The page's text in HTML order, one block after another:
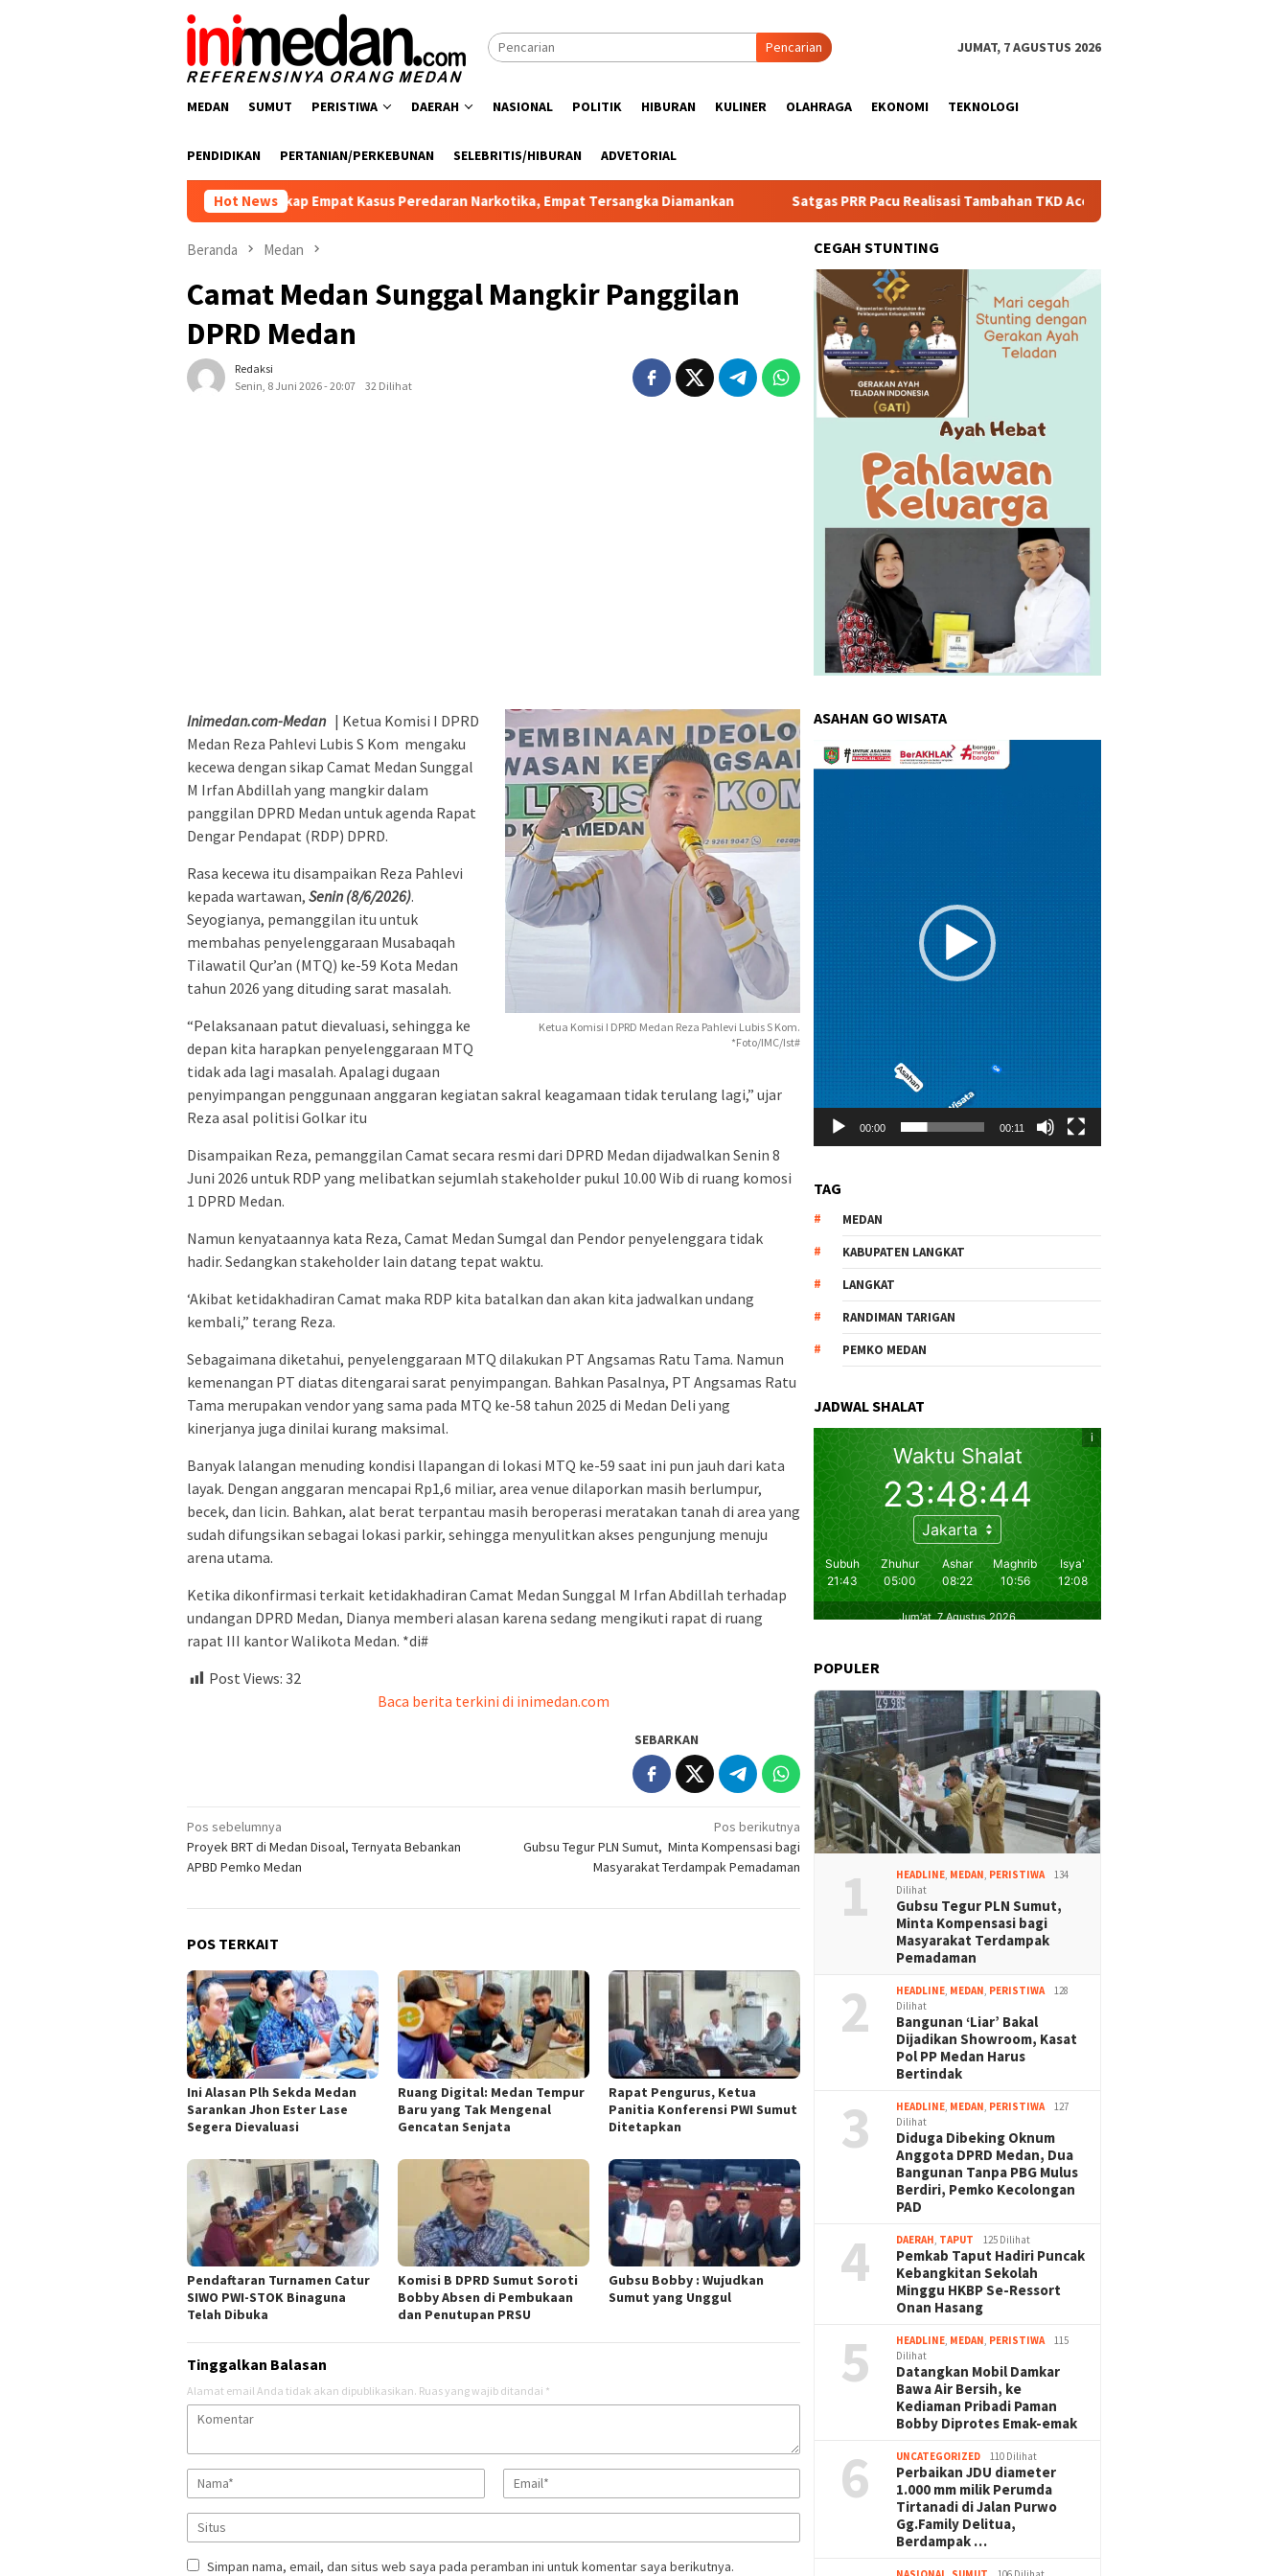
Pencarian JUMAT, 7 AGUSTUS 2026
MEDAN SUMUT PERISTIWA DAERAH NASIONAL POLITIK HIBURAN KULINER OLAHRAGA EKONOMI TEKNOLOGI
PENDIDIKAN PERTANIAN/PERKEBUNAN SELEBRITIS/HIBURAN ADVETORIAL
Hot News
Polres Batu Bara Ungkap Empat Kasus Peredaran Narkotika, Empat Tersangka Diamankan Satgas PRR Pacu Realisasi Tambahan TKD Aceh Rp1,65 Triliun, Pastikan Transparan
Beranda Medan
Camat Medan Sunggal Mangkir Panggilan
DPRD Medan
Redaksi
Senin, 8 Juni 2026 - 20:07
32 Dilihat
Ketua Komisi I DPRD Medan Reza Pahlevi Lubis S Kom.
*Foto/IMC/Ist#
Inimedan.com-Medan | Ketua Komisi I DPRD
Medan Reza Pahlevi Lubis S Kom mengaku
kecewa dengan sikap Camat Medan Sunggal
M Irfan Abdillah yang mangkir dalam
panggilan DPRD Medan untuk agenda Rapat
Dengar Pendapat (RDP) DPRD.
Rasa kecewa itu disampaikan Reza Pahlevi
kepada wartawan, Senin (8/6/2026).
Seyogianya, pemanggilan itu untuk
membahas penyelenggaraan Musabaqah
Tilawatil Qur’an (MTQ) ke-59 Kota Medan
tahun 2026 yang dituding sarat masalah.
“Pelaksanaan patut dievaluasi, sehingga ke
depan kita harapkan penyelenggaraan MTQ
tidak ada lagi masalah. Apalagi dugaan
penyimpangan penggunaan anggaran kegiatan sakral keagamaan tidak terulang lagi,” ujar
Reza asal politisi Golkar itu
Disampaikan Reza, pemanggilan Camat secara resmi dari DPRD Medan dijadwalkan Senin 8
Juni 2026 untuk RDP yang melibatkan sejumlah stakeholder pukul 10.00 Wib di ruang komosi
1 DPRD Medan.
Namun kenyataannya kata Reza, Camat Medan Sumgal dan Pendor penyelenggara tidak
hadir. Sedangkan stakeholder lain datang tepat waktu.
‘Akibat ketidakhadiran Camat maka RDP kita batalkan dan akan kita jadwalkan undang
kembali,” terang Reza.
Sebagaimana diketahui, penyelenggaraan MTQ dilakukan PT Angsamas Ratu Tama. Namun
kemenangan PT diatas ditengarai sarat penyimpangan. Bahkan Pasalnya, PT Angsamas Ratu
Tama merupakan vendor yang sama pada MTQ ke-58 tahun 2025 di Medan Deli yang
kinerjanya juga dinilai kurang maksimal.
Banyak lalangan menuding kondisi llapangan di lokasi MTQ ke-59 saat ini pun jauh dari kata
layak. Dengan anggaran mencapai Rp1,6 miliar, area venue dilaporkan masih berlumpur,
becek, dan licin. Bahkan, alat berat terpantau masih beroperasi meratakan tanah di area yang
sudah difungsikan sebagai lokasi parkir, sehingga menyulitkan akses pengunjung menuju
arena utama.
Ketika dikonfirmasi terkait ketidakhadiran Camat Medan Sunggal M Irfan Abdillah terhadap
undangan DPRD Medan, Dianya memberi alasan karena sedang mengikuti rapat di ruang
rapat III kantor Walikota Medan. *di#
Post Views: 32
Baca berita terkini di inimedan.com
SEBARKAN
Navigasi
pos
Pos sebelumnya
Proyek BRT di Medan Disoal, Ternyata Bebankan
APBD Pemko Medan
Pos berikutnya
Gubsu Tegur PLN Sumut, Minta Kompensasi bagi
Masyarakat Terdampak Pemadaman
POS TERKAIT
Ini Alasan Plh Sekda Medan
Sarankan Jhon Ester Lase
Segera Dievaluasi
Ruang Digital: Medan Tempur
Baru yang Tak Mengenal
Gencatan Senjata
Rapat Pengurus, Ketua
Panitia Konferensi PWI Sumut
Ditetapkan
Pendaftaran Turnamen Catur
SIWO PWI-STOK Binaguna
Telah Dibuka
Komisi B DPRD Sumut Soroti
Bobby Absen di Pembukaan
dan Penutupan PRSU
Gubsu Bobby : Wujudkan
Sumut yang Unggul
Tinggalkan Balasan
Alamat email Anda tidak akan dipublikasikan. Ruas yang wajib ditandai *
Simpan nama, email, dan situs web saya pada peramban ini untuk komentar saya berikutnya.
CEGAH STUNTING
ASAHAN GO WISATA
Pemutar
Video
00:00 00:11
TAG
MEDAN
KABUPATEN LANGKAT
LANGKAT
RANDIMAN TARIGAN
PEMKO MEDAN
JADWAL SHALAT
POPULER
1 HEADLINE, MEDAN, PERISTIWA
134
Dilihat
Gubsu Tegur PLN Sumut,
Minta Kompensasi bagi
Masyarakat Terdampak
Pemadaman
2 HEADLINE, MEDAN, PERISTIWA
128
Dilihat
Bangunan ‘Liar’ Bakal
Dijadikan Showroom, Kasat
Pol PP Medan Harus
Bertindak
3 HEADLINE, MEDAN, PERISTIWA
127
Dilihat
Diduga Dibeking Oknum
Anggota DPRD Medan, Dua
Bangunan Tanpa PBG Mulus
Berdiri, Pemko Kecolongan
PAD
4 DAERAH, TAPUT 125 Dilihat
Pemkab Taput Hadiri Puncak
Kebangkitan Sekolah
Minggu HKBP Se-Ressort
Onan Hasang
5 HEADLINE, MEDAN, PERISTIWA
115
Dilihat
Datangkan Mobil Damkar
Bawa Air Bersih, ke
Kediaman Pribadi Paman
Bobby Diprotes Emak-emak
6 UNCATEGORIZED 110 Dilihat
Perbaikan JDU diameter
1.000 mm milik Perumda
Tirtanadi di Jalan Purwo
Gg.Family Delitua,
Berdampak …